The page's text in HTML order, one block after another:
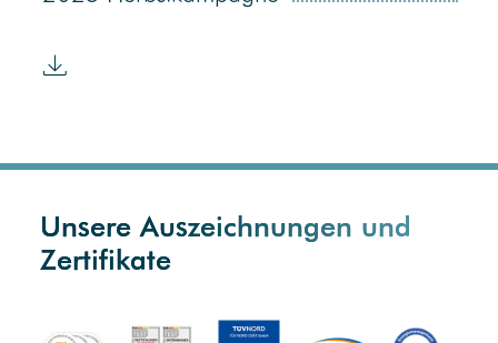
Unsere Auszeichnungen und
Zertifikate